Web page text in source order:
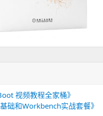
视频教程全家桶》
础和Workbench实战套餐》